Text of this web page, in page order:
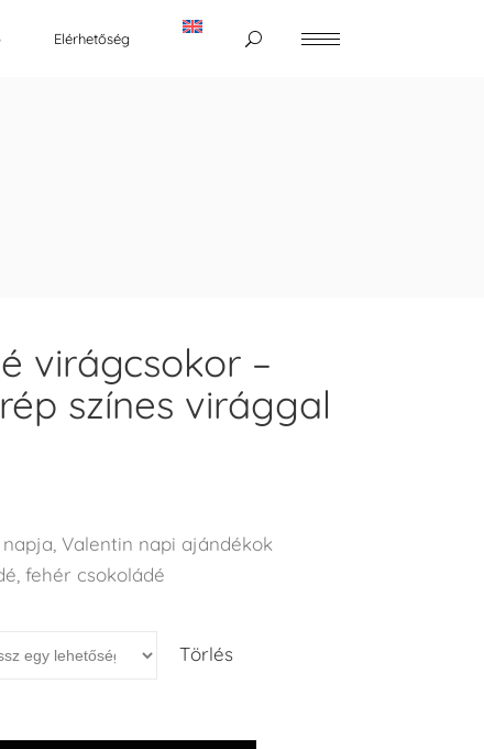
Elérhetőség
virágcsokor –
színes virággal
Valentin napi ajándékok
fehér csokoládé
Törlés